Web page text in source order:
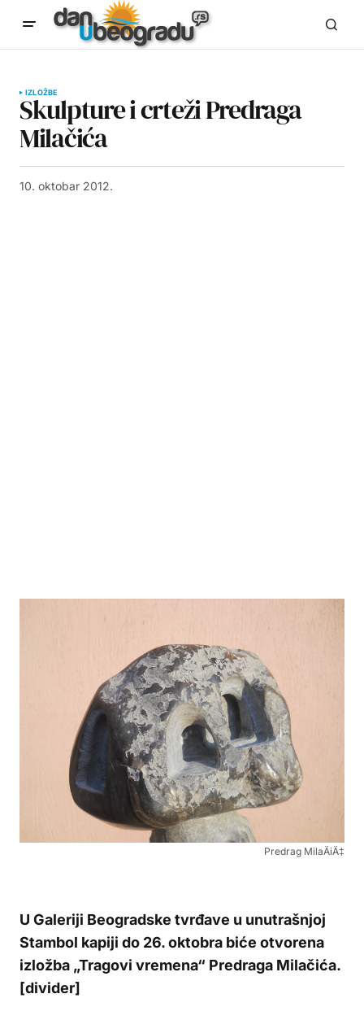
IZLOŽBE
Skulpture i crteži Predraga
Milačića
10. oktobar 2012.
Predrag MilaÄiÄ‡
U Galeriji Beogradske tvrđave u unutrašnjoj
Stambol kapiji do 26. oktobra biće otvorena
izložba „Tragovi vremena“ Predraga Milačića.
[divider]